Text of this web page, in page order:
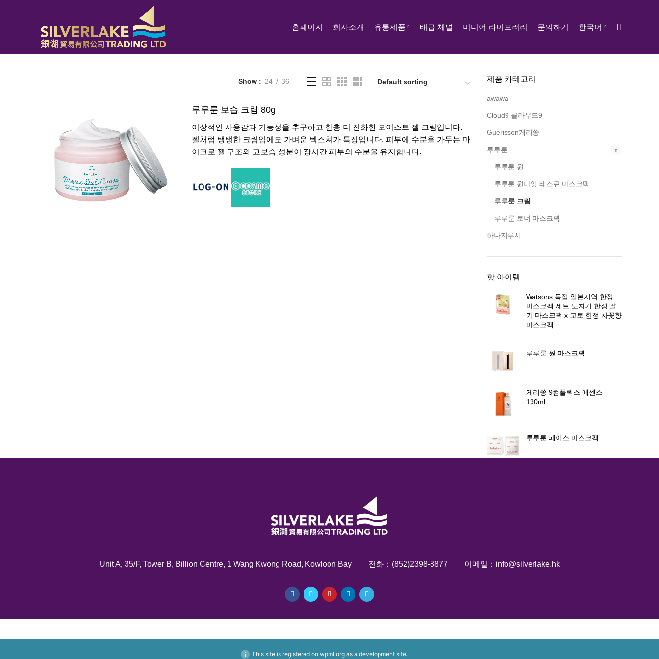
홈페이지 회사소개 유통제품 배급 체널 미디어 라이브러리 문의하기 한국어
제품 카테고리
awawa
Cloud9 클라우드9
Guerisson게리쏭
루루룬
루루룬 원
루루룬 원나잇 레스큐 마스크팩
루루룬 크림
루루룬 토너 마스크팩
하나지루시
핫 아이템
Watsons 독점 일본지역 한정
마스크팩 세트 도치기 한정 딸
기 마스크팩 x 교토 한정 차꽃향
마스크팩
루루룬 원 마스크팩
게리쏭 9컴플렉스 에센스
130ml
루루룬 페이스 마스크팩
Show 24 36
루루룬 보습 크림 80g
이상적인 사용감과 기능성을 추구하고 한층 더 진화한 모이스트 젤 크림입니다.
젤처럼 탱탱한 크림임에도 가벼운 텍스쳐가 특징입니다. 피부에 수분을 가두는 마
이크로 젤 구조와 고보습 성분이 장시간 피부의 수분을 유지합니다.
Unit A, 35/F, Tower B, Billion Centre, 1 Wang Kwong Road, Kowloon Bay 전화：(852)2398-8877 이메일：info@silverlake.hk
This site is registered on wpml.orgas a development site.